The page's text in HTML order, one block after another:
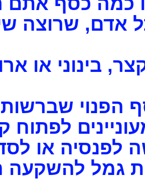
שרוצה
בינוני או
הפנוי
לפתוח
לפנסיה או
גמל להשקעה